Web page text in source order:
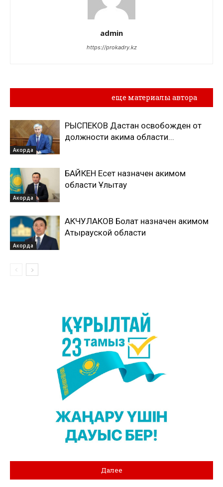
admin
https://prokadry.kz
еще материалы автора
Акорда
РЫСПЕКОВ Дастан освобожден от
должности акима области...
Акорда
БАЙКЕН Есет назначен акимом
области Ұлытау
Акорда
АКЧУЛАКОВ Болат назначен акимом
Атырауской области
Далее